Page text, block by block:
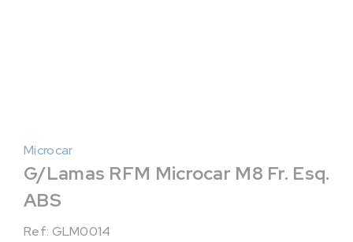
Microcar
G/Lamas RFM Microcar M8 Fr. Esq.
ABS
Ref: GLM0014